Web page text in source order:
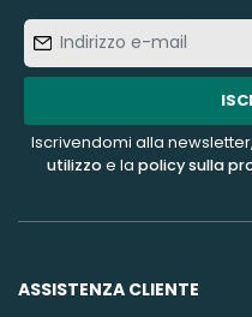
Iscrivendomi alla
utilizzoe la policy sulla
ASSISTENZA CLIENTE